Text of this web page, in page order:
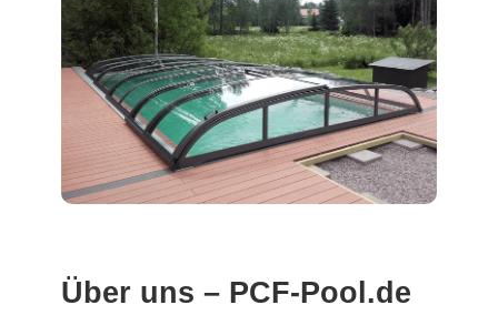
Über uns – PCF-Pool.de